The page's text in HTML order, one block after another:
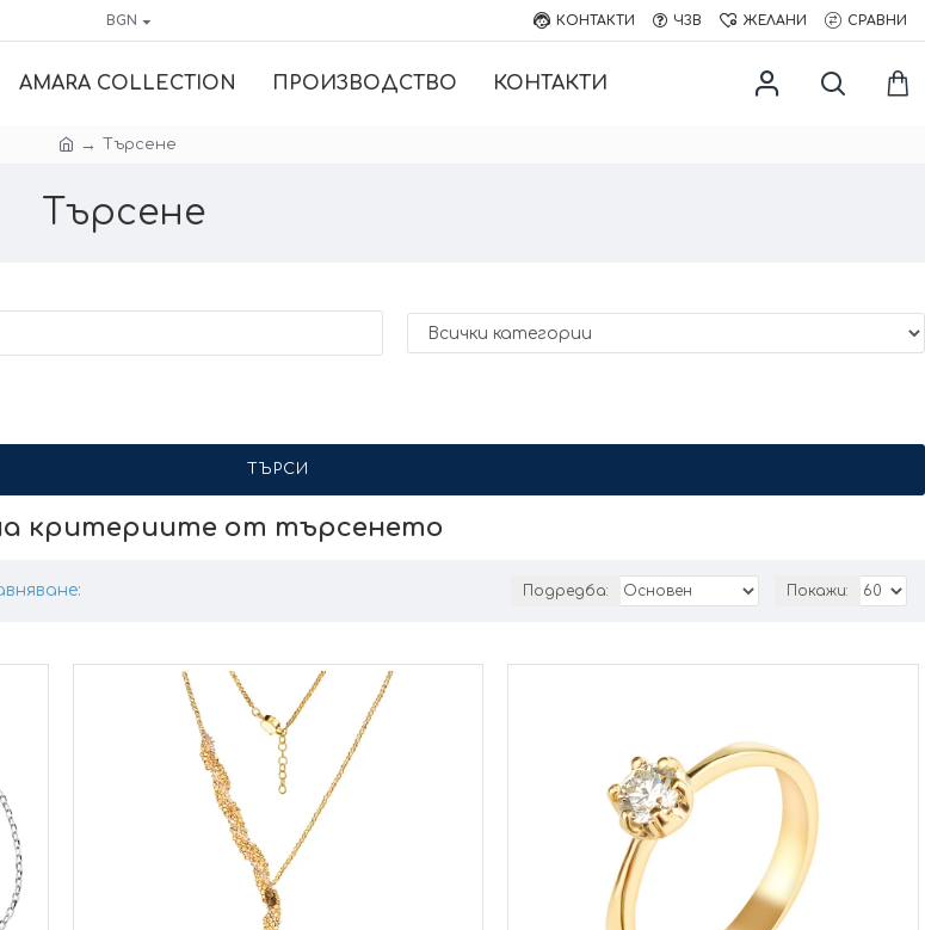
BGN КОНТАКТИ ЧЗВ ЖЕЛАНИ СРАВНИ
AMARA COLLECTION ПРОИЗВОДСТВО КОНТАКТИ
Търсене
Търсене
ТЪРСИ
критериите от търсенето
Подредба: Покажи: